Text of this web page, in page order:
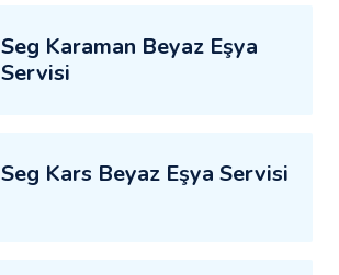
Seg Karaman Beyaz Eşya
Servisi
Seg Kars Beyaz Eşya Servisi